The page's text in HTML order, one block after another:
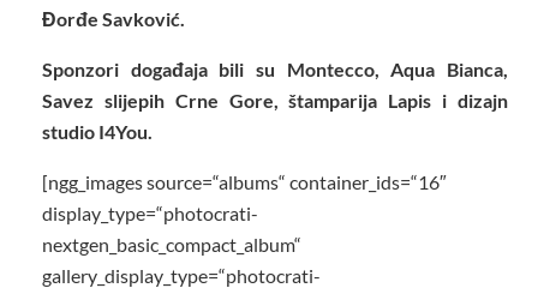
Đorđe Savković.
Sponzori događaja bili su Montecco, Aqua Bianca,
Savez slijepih Crne Gore, štamparija Lapis i dizajn
studio I4You.
[ngg_images source=“albums“ container_ids=“16″
display_type=“photocrati-
nextgen_basic_compact_album“
gallery_display_type=“photocrati-